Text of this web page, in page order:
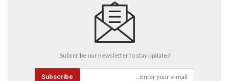
Subscribe our newsletter to stay updated.
Subscribe